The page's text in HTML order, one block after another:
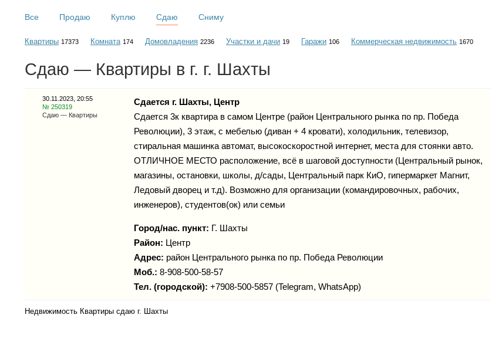
Все Продаю Куплю Сдаю Сниму
Квартиры 17373 Комната 174 Домовладения 2236 Участки и дачи 19 Гаражи 106 Коммерческая недвижимость 1670
Сдаю — Квартиры в г. г. Шахты
30.11.2023, 20:55
№ 250319
Сдаю — Квартиры
Сдается г. Шахты, Центр
Сдается 3к квартира в самом Центре (район Центрального рынка по пр. Победа
Революции), 3 этаж, с мебелью (диван + 4 кровати), холодильник, телевизор,
стиральная машинка автомат, высокоскоростной интернет, места для стоянки авто.
ОТЛИЧНОЕ МЕСТО расположение, всё в шаговой доступности (Центральный рынок,
магазины, остановки, школы, д/сады, Центральный парк КиО, гипермаркет Магнит,
Ледовый дворец и т.д). Возможно для организации (командировочных, рабочих,
инженеров), студентов(ок) или семьи
Город/нас. пункт: Г. Шахты
Район: Центр
Адрес: район Центрального рынка по пр. Победа Революции
Моб.: 8-908-500-58-57
Тел. (городской): +7908-500-5857 (Telegram, WhatsApp)
Недвижимость Квартиры сдаю г. Шахты